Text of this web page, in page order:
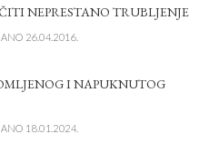
NEPRESTANO TRUBLJENJE
26.04.2016.
I NAPUKNUTOG
18.01.2024.